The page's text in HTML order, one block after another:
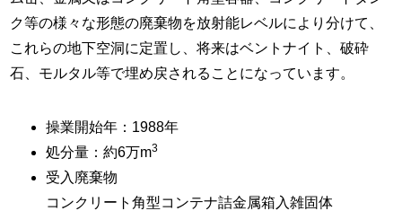
ク等の様々な形態の廃棄物を放射能レベルにより分けて、
これらの地下空洞に定置し、将来はベントナイト、破砕
石、モルタル等で埋め戻されることになっています。
操業開始年：1988年
処分量：約6万m3
受入廃棄物
コンクリート角型コンテナ詰金属箱入雑固体